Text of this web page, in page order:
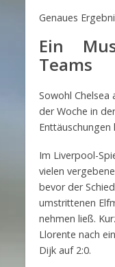
Genaues
Ein
Teams
Sowohl Chelsea
der Woche in
Enttäuschungen
Im Liverpool-
vielen
bevor der
umstrittenen
nehmen ließ.
Llorente nach
Dijk auf 2:0.